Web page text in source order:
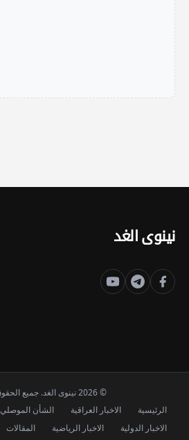
نينوى الغد
© 2026 نينوى الغد. جميع الحقوق محفوظة.
الرئيسية الاخبار العراقية الشأن الموصلي
الاخبار الدولية
الاخبار الرياضية المقالات